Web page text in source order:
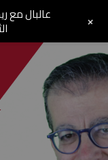
عالبال مع +